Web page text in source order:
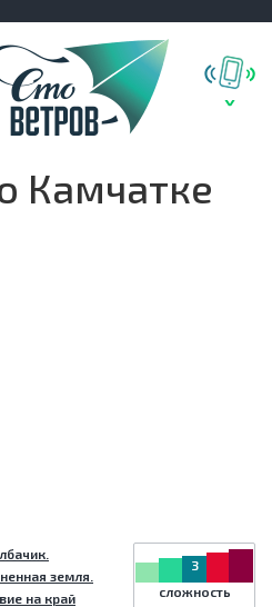
Камчатке
3
сложность
земля.
на край